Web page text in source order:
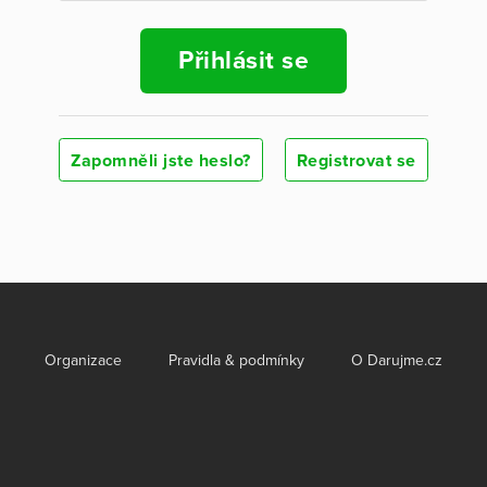
Přihlásit se
Zapomněli jste heslo? Registrovat se
Organizace Pravidla & podmínky O Darujme.cz